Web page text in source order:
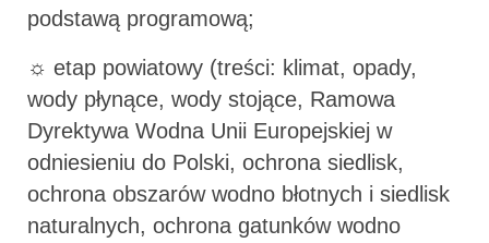
podstawą programową;
☼ etap powiatowy (treści: klimat, opady,
wody płynące, wody stojące, Ramowa
Dyrektywa Wodna Unii Europejskiej w
odniesieniu do Polski, ochrona siedlisk,
ochrona obszarów wodno błotnych i siedlisk
naturalnych, ochrona gatunków wodno